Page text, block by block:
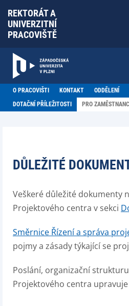
REKTORÁT A
UNIVERZITNÍ
PRACOVIŠTĚ
O PRACOVIŠTI KONTAKT ODDĚLENÍ
DOTAČNÍ PŘÍLEŽITOSTI
PRO
DŮLEŽITÉ
Veškeré důležité dokumenty
Projektového centra v sekci
Směrnice Řízení a správa
pojmy a zásady týkající se
Poslání, organizační
Projektového centra upravuje